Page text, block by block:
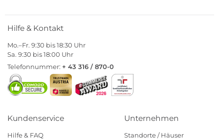
Hilfe & Kontakt
Mo.–Fr. 9:30 bis 18:30 Uhr
Sa. 9:30 bis 18:00 Uhr
Telefonnummer: + 43 316 / 870-0
Kundenservice
Hilfe & FAQ
Unternehmen
Standorte / Häuser